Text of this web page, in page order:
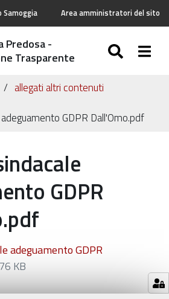
Samoggia Area amministratori del sito
Predosa -
Trasparente
allegati altri contenuti
GDPR Dall'Omo.pdf
GDPR
adeguamento GDPR
KB